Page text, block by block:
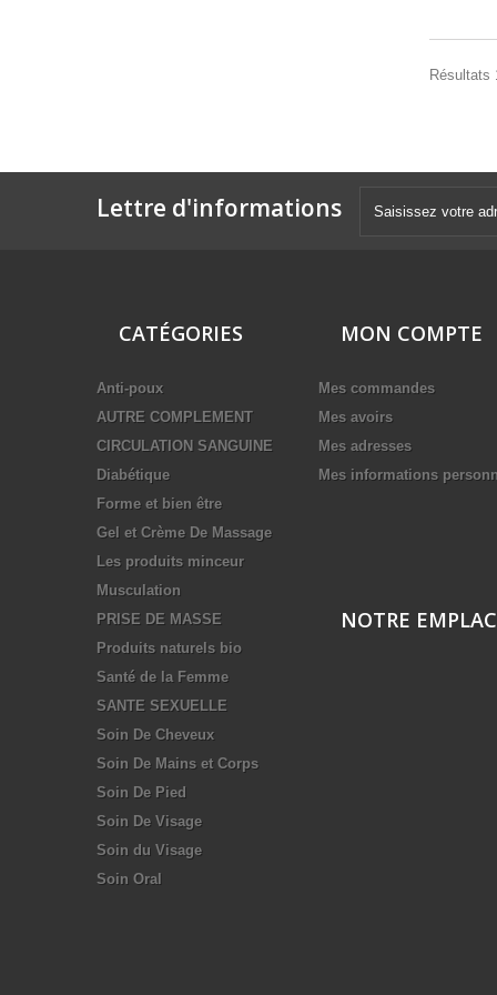
Résultats
Lettre d'informations
CATÉGORIES
Anti-poux
AUTRE COMPLEMENT
CIRCULATION SANGUINE
Diabétique
Forme et bien être
Gel et Crème De Massage
Les produits minceur
Musculation
PRISE DE MASSE
Produits naturels bio
Santé de la Femme
SANTE SEXUELLE
Soin De Cheveux
Soin De Mains et Corps
Soin De Pied
Soin De Visage
Soin du Visage
Soin Oral
MON COMPTE
Mes commandes
Mes avoirs
Mes adresses
Mes informations
NOTRE